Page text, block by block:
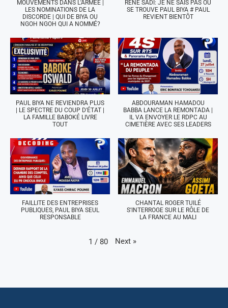
MOUVEMENTS DANS L'ARMÉE |
LES NOMINATIONS DE LA
DISCORDE | QUI DE BIYA OU
NGOH NGOH QUI A NOMMÉ?
RENÉ SADI: JE NE SAIS PAS OÙ
SE TROUVE PAUL BIYA # PAUL
REVIENT BIENTÔT
PAUL BIYA NE REVIENDRA PLUS
| LE SPECTRE DU COUP D'ÉTAT |
LA FAMILLE BABOKÉ LIVRE
TOUT
ABDOURAMAN HAMADOU
BABBA LANCE LA REMONTADA |
IL VA ENVOYER LE RDPC AU
CIMETIÈRE AVEC SES LEADERS
FAILLITE DES ENTREPRISES
PUBLIQUES, PAUL BIYA SEUL
RESPONSABLE
CHANTAL ROGER TUILÉ
S'INTERROGE SUR LE RÔLE DE
LA FRANCE AU MALI
1 / 80 Next »